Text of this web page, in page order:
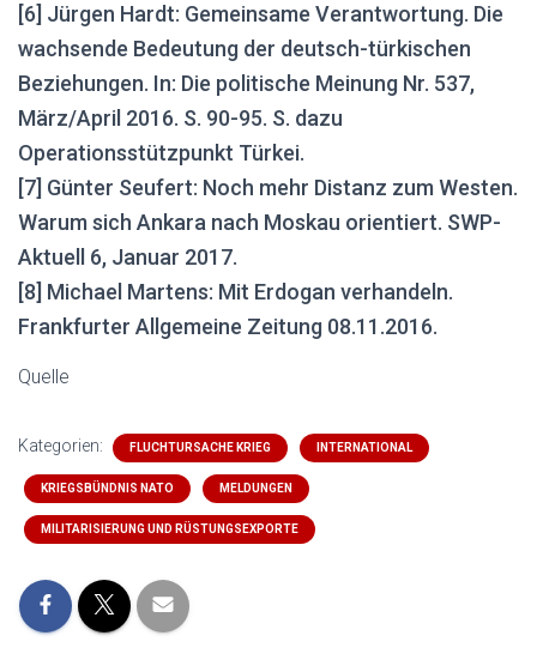
[6] Jürgen Hardt: Gemeinsame Verantwortung. Die
wachsende Bedeutung der deutsch-türkischen
Beziehungen. In: Die politische Meinung Nr. 537,
März/April 2016. S. 90-95. S. dazu
Operationsstützpunkt Türkei.
[7] Günter Seufert: Noch mehr Distanz zum Westen.
Warum sich Ankara nach Moskau orientiert. SWP-
Aktuell 6, Januar 2017.
[8] Michael Martens: Mit Erdogan verhandeln.
Frankfurter Allgemeine Zeitung 08.11.2016.
Quelle
Kategorien: FLUCHTURSACHE KRIEG INTERNATIONAL
KRIEGSBÜNDNIS NATO MELDUNGEN
MILITARISIERUNG UND RÜSTUNGSEXPORTE